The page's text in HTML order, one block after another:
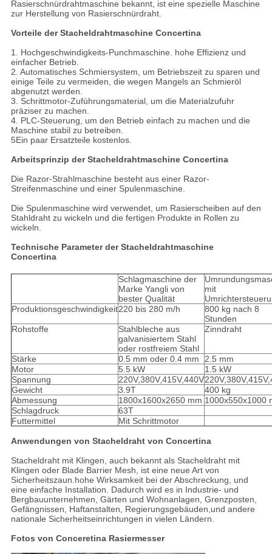
Rasierschnürdrahtmaschine bekannt, ist eine spezielle Maschine
zur Herstellung von Rasierschnürdraht.
Vorteile der Stacheldrahtmaschine Concertina
1. Hochgeschwindigkeits-Punchmaschine. hohe Effizienz und
einfacher Betrieb.
2. Automatisches Schmiersystem, um Betriebszeit zu sparen und
einige Teile zu vermeiden, die wegen Mangels an Schmieröl
abgenutzt werden.
3. Schrittmotor-Zuführungsmaterial, um die Materialzufuhr
präziser zu machen.
4. PLC-Steuerung, um den Betrieb einfach zu machen und die
Maschine stabil zu betreiben.
5Ein paar Ersatzteile kostenlos.
Arbeitsprinzip der Stacheldrahtmaschine Concertina
Die Razor-Strahlmaschine besteht aus einer Razor-
Streifenmaschine und einer Spulenmaschine.
Die Spulenmaschine wird verwendet, um Rasierscheiben auf den
Stahldraht zu wickeln und die fertigen Produkte in Rollen zu
wickeln.
Technische Parameter der Stacheldrahtmaschine
Concertina
Schlagmaschine der
Marke Yangli von
bester Qualität
mit
Produktionsgeschwindigkeit220 bis 280 m/h
800 kg nach 8
Stunden
Rohstoffe
Stahlbleche aus
galvanisiertem Stahl
oder rostfreiem Stahl
Zinndraht
Stärke 0.5 mm oder 0.4 mm
2.5 mm
Motor
5.5 kW
1.5 kW
Spannung
220V,380V,415V,440V
Gewicht
3.9T
400 kg
Abmessung
1800x1600x2650 mm 1000x550x1000
Schlagdruck
63T
Futtermittel
Mit Schrittmotor
Anwendungen von Stacheldraht von Concertina
Stacheldraht mit Klingen, auch bekannt als Stacheldraht mit
Klingen oder Blade Barrier Mesh, ist eine neue Art von
Sicherheitszaun.hohe Wirksamkeit bei der Abschreckung, und
eine einfache Installation. Dadurch wird es in Industrie- und
Bergbauunternehmen, Gärten und Wohnanlagen, Grenzposten,
Gefängnissen, Haftanstalten, Regierungsgebäuden,und andere
nationale Sicherheitseinrichtungen in vielen Ländern.
Fotos von Conceretina Rasiermesser